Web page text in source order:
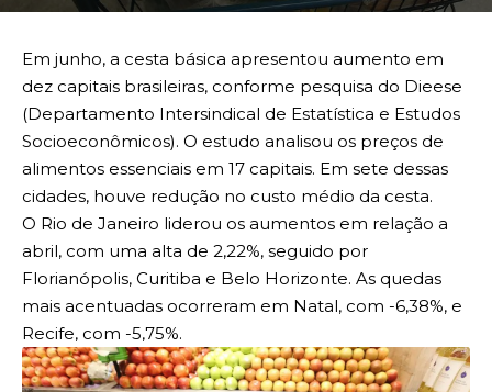
Em junho, a cesta básica apresentou aumento em
dez capitais brasileiras, conforme pesquisa do Dieese
(Departamento Intersindical de Estatística e Estudos
Socioeconômicos). O estudo analisou os preços de
alimentos essenciais em 17 capitais. Em sete dessas
cidades, houve redução no custo médio da cesta.
O Rio de Janeiro liderou os aumentos em relação a
abril, com uma alta de 2,22%, seguido por
Florianópolis, Curitiba e Belo Horizonte. As quedas
mais acentuadas ocorreram em Natal, com -6,38%, e
Recife, com -5,75%.